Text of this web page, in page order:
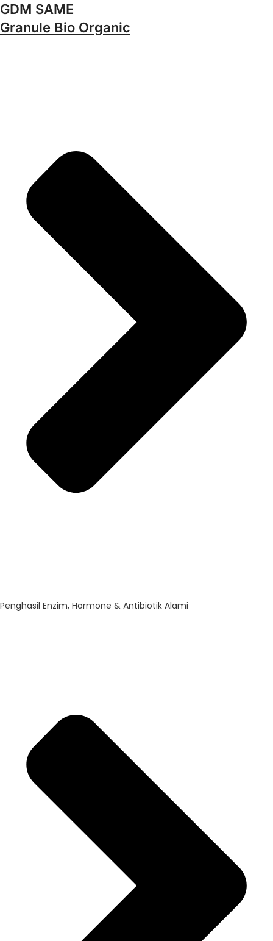
GDM SAME
Granule Bio Organic
Penghasil Enzim, Hormone & Antibiotik Alami